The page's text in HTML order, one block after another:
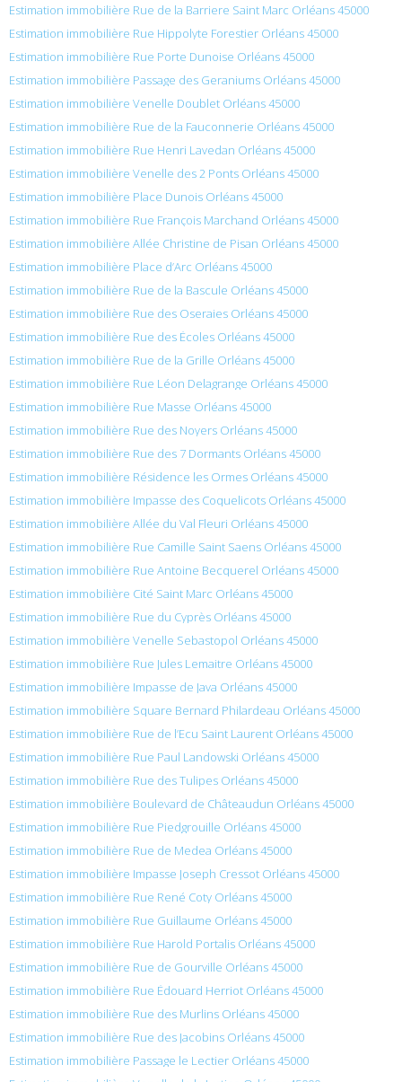
Estimation immobilière Rue de la Barriere Saint Marc Orléans 45000
Estimation immobilière Rue Hippolyte Forestier Orléans 45000
Estimation immobilière Rue Porte Dunoise Orléans 45000
Estimation immobilière Passage des Geraniums Orléans 45000
Estimation immobilière Venelle Doublet Orléans 45000
Estimation immobilière Rue de la Fauconnerie Orléans 45000
Estimation immobilière Rue Henri Lavedan Orléans 45000
Estimation immobilière Venelle des 2 Ponts Orléans 45000
Estimation immobilière Place Dunois Orléans 45000
Estimation immobilière Rue François Marchand Orléans 45000
Estimation immobilière Allée Christine de Pisan Orléans 45000
Estimation immobilière Place d’Arc Orléans 45000
Estimation immobilière Rue de la Bascule Orléans 45000
Estimation immobilière Rue des Oseraies Orléans 45000
Estimation immobilière Rue des Écoles Orléans 45000
Estimation immobilière Rue de la Grille Orléans 45000
Estimation immobilière Rue Léon Delagrange Orléans 45000
Estimation immobilière Rue Masse Orléans 45000
Estimation immobilière Rue des Noyers Orléans 45000
Estimation immobilière Rue des 7 Dormants Orléans 45000
Estimation immobilière Résidence les Ormes Orléans 45000
Estimation immobilière Impasse des Coquelicots Orléans 45000
Estimation immobilière Allée du Val Fleuri Orléans 45000
Estimation immobilière Rue Camille Saint Saens Orléans 45000
Estimation immobilière Rue Antoine Becquerel Orléans 45000
Estimation immobilière Cité Saint Marc Orléans 45000
Estimation immobilière Rue du Cyprès Orléans 45000
Estimation immobilière Venelle Sebastopol Orléans 45000
Estimation immobilière Rue Jules Lemaitre Orléans 45000
Estimation immobilière Impasse de Java Orléans 45000
Estimation immobilière Square Bernard Philardeau Orléans 45000
Estimation immobilière Rue de l’Ecu Saint Laurent Orléans 45000
Estimation immobilière Rue Paul Landowski Orléans 45000
Estimation immobilière Rue des Tulipes Orléans 45000
Estimation immobilière Boulevard de Châteaudun Orléans 45000
Estimation immobilière Rue Piedgrouille Orléans 45000
Estimation immobilière Rue de Medea Orléans 45000
Estimation immobilière Impasse Joseph Cressot Orléans 45000
Estimation immobilière Rue René Coty Orléans 45000
Estimation immobilière Rue Guillaume Orléans 45000
Estimation immobilière Rue Harold Portalis Orléans 45000
Estimation immobilière Rue de Gourville Orléans 45000
Estimation immobilière Rue Édouard Herriot Orléans 45000
Estimation immobilière Rue des Murlins Orléans 45000
Estimation immobilière Rue des Jacobins Orléans 45000
Estimation immobilière Passage le Lectier Orléans 45000